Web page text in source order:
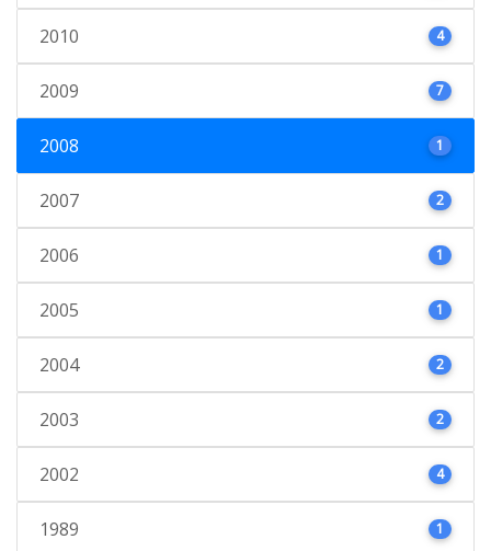
2010 4
2009 7
2008 1
2007 2
2006 1
2005 1
2004 2
2003 2
2002 4
1989 1